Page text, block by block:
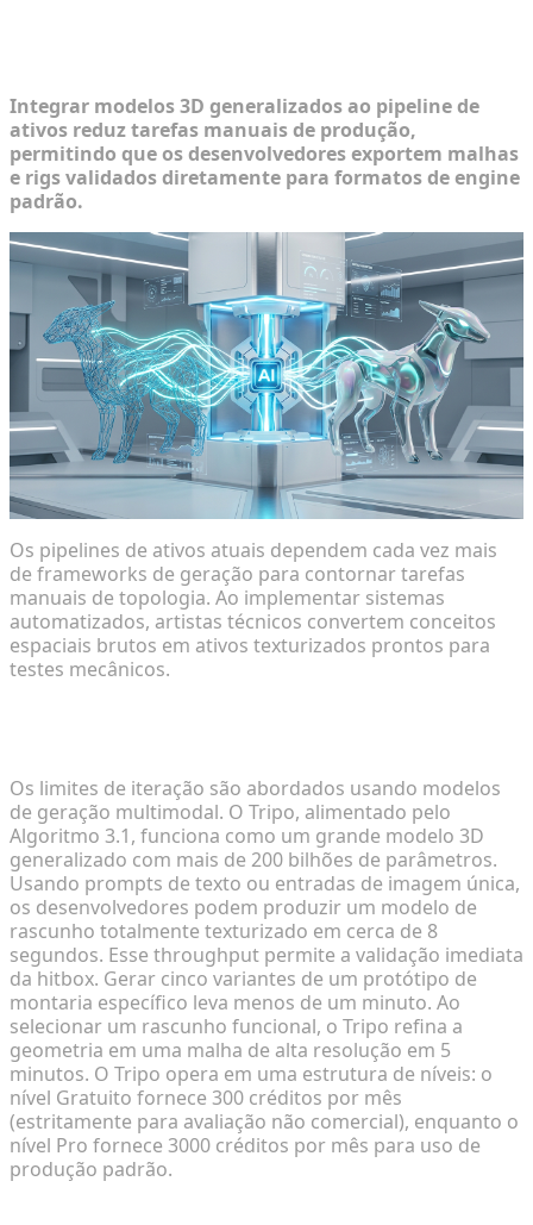
Integrar modelos 3D generalizados ao pipeline de
ativos reduz tarefas manuais de produção,
permitindo que os desenvolvedores exportem malhas
e rigs validados diretamente para formatos de engine
padrão.
Os pipelines de ativos atuais dependem cada vez mais
de frameworks de geração para contornar tarefas
manuais de topologia. Ao implementar sistemas
automatizados, artistas técnicos convertem conceitos
espaciais brutos em ativos texturizados prontos para
testes mecânicos.
Os limites de iteração são abordados usando modelos
de geração multimodal. O Tripo, alimentado pelo
Algoritmo 3.1, funciona como um grande modelo 3D
generalizado com mais de 200 bilhões de parâmetros.
Usando prompts de texto ou entradas de imagem única,
os desenvolvedores podem produzir um modelo de
rascunho totalmente texturizado em cerca de 8
segundos. Esse throughput permite a validação imediata
da hitbox. Gerar cinco variantes de um protótipo de
montaria específico leva menos de um minuto. Ao
selecionar um rascunho funcional, o Tripo refina a
geometria em uma malha de alta resolução em 5
minutos. O Tripo opera em uma estrutura de níveis: o
nível Gratuito fornece 300 créditos por mês
(estritamente para avaliação não comercial), enquanto o
nível Pro fornece 3000 créditos por mês para uso de
produção padrão.